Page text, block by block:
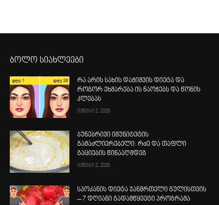
ბოლო სიახლეები
რა არის სახის დაჭიმვის დიეტა და
როგორ ეხმარება ის ნაოჭებს და წონის
კლებას
ივნისი 2, 2026
ბუნებრივი იმუნიტეტის
გამაძლიერებელი: რძე და თაფლი
გაციების წინააღმდეგ
ივნისი 2, 2026
სპოკანის დიეტა ჯანმრთელი გულისთვის
– 7 დღიანი გადამწყვეტი პროგრამა